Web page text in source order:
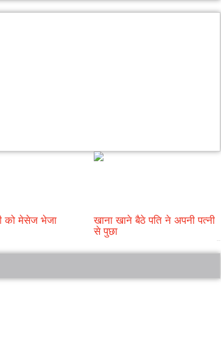
को मेसेज भेजा
खाना खाने बैठे पति ने अपनी पत्नी
से पुछा